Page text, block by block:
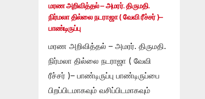
மரண அறிவித்தல் – அமரர். திருமதி.
நிர்மலா தில்லை நடராஜா ( வேவி ரீச்சர் )–
பாண்டிருப்பு
மரண அறிவித்தல் – அமரர். திருமதி.
நிர்மலா தில்லை நடராஜா ( வேவி
ரீச்சர் )– பாண்டிருப்பு பாண்டிருப்பை
பிறப்பிடமாகவும் வசிப்பிடமாகவும்